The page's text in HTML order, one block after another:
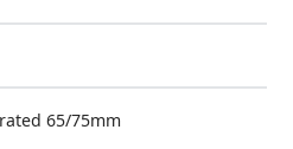
65/75mm